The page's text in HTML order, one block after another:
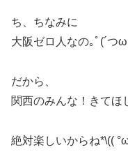
ち、ちなみに
大阪ゼロ人なの｡ﾟ(´つω
だから、
関西のみんな！きてほ
絶対楽しいからね*\((